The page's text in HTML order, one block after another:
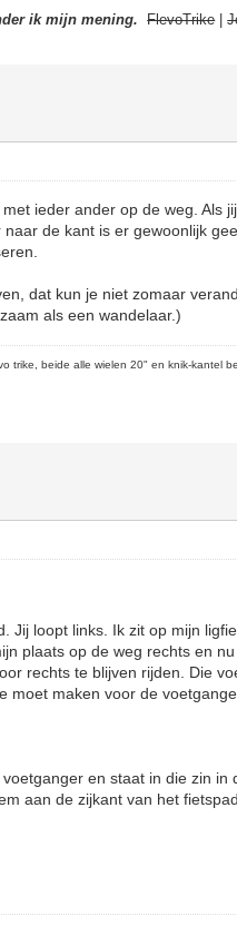
ik mijn mening. FlevoTrike|
ieder ander op de weg. Als
de kant is er gewoonlijk
dat kun je niet zomaar
als een wandelaar.)
trike, beide alle wielen 20" en knik-kantel
Jij loopt links. Ik zit op mijn
plaats op de weg rechts en
rechts te blijven rijden. Die
moet maken voor de
en staat in die zin
aan de zijkant van het